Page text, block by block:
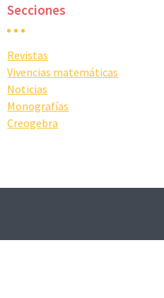
Secciones
Revistas
Vivencias matemáticas
Noticias
Monografías
Creogebra